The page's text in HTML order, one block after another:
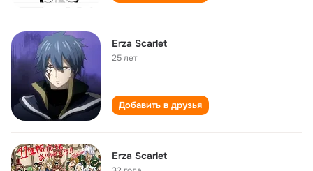
Erza Scarlet
25 лет
Добавить в друзья
Erza Scarlet